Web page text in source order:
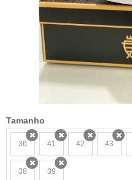
Tamanho
36x 41x 42x 43x
38x 39x